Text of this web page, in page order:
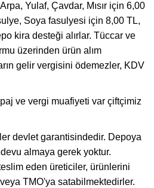
Yulaf, Çavdar, Mısır için 6,00
Soya fasulyesi için 8,00 TL,
kira desteği alırlar. Tüccar ve
üzerinden ürün alım
gelir vergisini ödemezler, KDV
ve vergi muafiyeti var çiftçimiz
devlet garantisindedir. Depoya
almaya gerek yoktur.
eden üreticiler, ürünlerini
TMO'ya satabilmektedirler.